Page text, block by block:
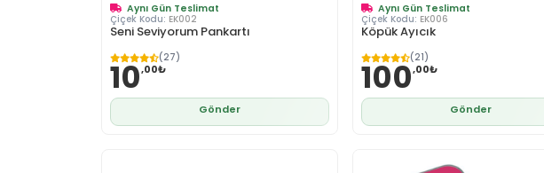
Aynı Gün Teslimat
Çiçek Kodu: EK002
Seni Seviyorum Pankartı
(27)
10,00₺
Gönder
Aynı Gün Teslimat
Çiçek Kodu: EK006
Köpük Ayıcık
(21)
100,00₺
Gönder